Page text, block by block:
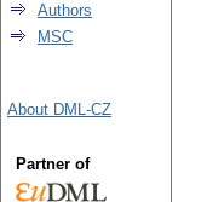
Authors
MSC
About DML-CZ
Partner of